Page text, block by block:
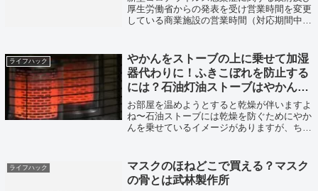
厚生労働省からの発表を受け営業時間を変更
している商業施設の営業時間（対応期間中）
ライフハック
やかんをストーブの上に乗せて加湿
器代わりに！ふきこぼれを防止する
には？石油灯油ストーブはやかんを
乗せなくても本当は乾燥しない？
お部屋を温めようとすると乾燥が伴いますよ
ね〜石油ストーブには乾燥を防ぐためにやか
んを乗せているイメージがありますが、ちゃ
ライフハック
マスクのほねどこで買える？マスク
の骨とは武林製作所